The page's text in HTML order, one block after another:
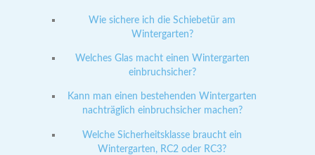
Wie sichere ich die Schiebetür am
Wintergarten?
Welches Glas macht einen Wintergarten
einbruchsicher?
Kann man einen bestehenden Wintergarten
nachträglich einbruchsicher machen?
Welche Sicherheitsklasse braucht ein
Wintergarten, RC2 oder RC3?